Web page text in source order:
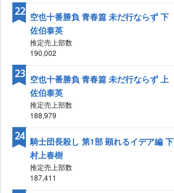
空也十番勝負 青春篇 未だ行ならず 下
佐伯泰英
推定売上部数
190,002
22
空也十番勝負 青春篇 未だ行ならず 上
佐伯泰英
推定売上部数
188,979
23
騎士団長殺し 第1部 顕れるイデア編 下
村上春樹
推定売上部数
187,411
24